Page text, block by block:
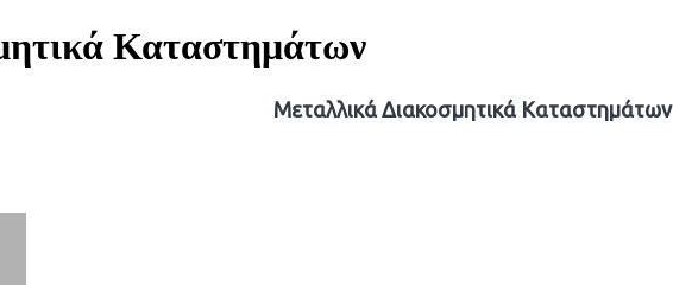
Καταστημάτων
Μεταλλικά Διακοσμητικά Καταστημάτων